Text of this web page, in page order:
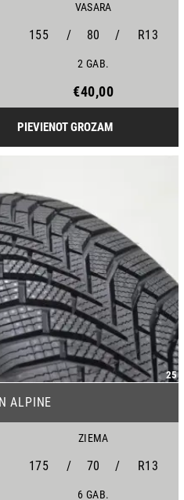
VASARA
155 / 80 / R13
2 GAB.
€40,00
PIEVIENOT GROZAM
25
ALPINE
ZIEMA
175 / 70 / R13
6 GAB.